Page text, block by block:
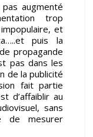
augmenté
trop
et
puis la
propagande
pas dans les
de la publicité
fait partie
d’affaiblir au
sans
de mesurer